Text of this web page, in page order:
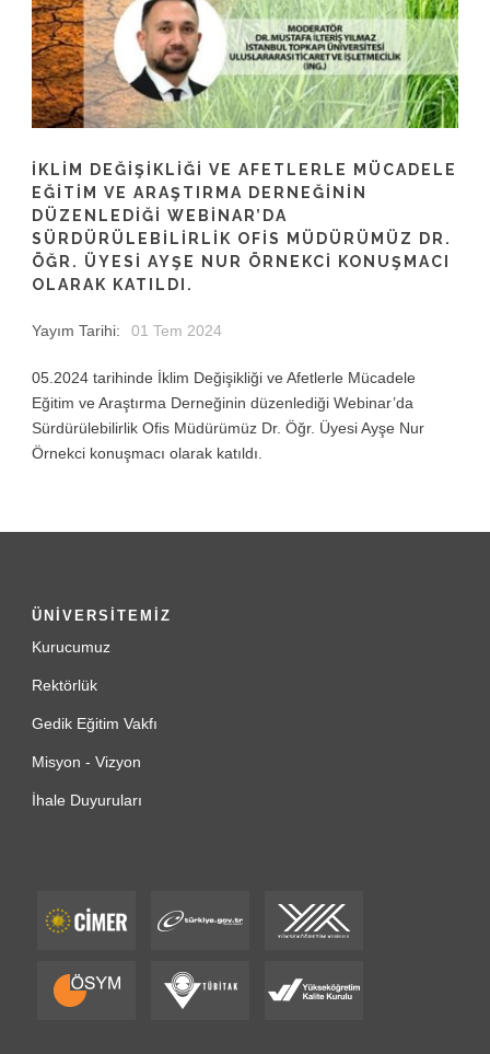
İKLIM DEĞIŞIKLIĞI VE AFETLERLE MÜCADELE
EĞITIM VE ARAŞTIRMA DERNEĞININ
DÜZENLEDIĞI WEBINAR’DA
SÜRDÜRÜLEBILIRLIK OFIS MÜDÜRÜMÜZ DR.
ÖĞR. ÜYESI AYŞE NUR ÖRNEKCI KONUŞMACI
OLARAK KATILDI.
Yayım Tarihi: 01 Tem 2024
05.2024 tarihinde İklim Değişikliği ve Afetlerle Mücadele
Eğitim ve Araştırma Derneğinin düzenlediği Webinar’da
Sürdürülebilirlik Ofis Müdürümüz Dr. Öğr. Üyesi Ayşe Nur
Örnekci konuşmacı olarak katıldı.
ÜNİVERSİTEMİZ
Kurucumuz
Rektörlük
Gedik Eğitim Vakfı
Misyon - Vizyon
İhale Duyuruları